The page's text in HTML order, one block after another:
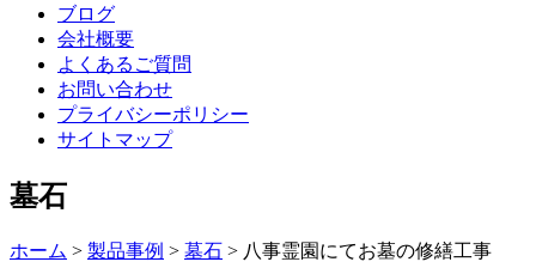
ブログ
会社概要
よくあるご質問
お問い合わせ
プライバシーポリシー
サイトマップ
墓石
ホーム > 製品事例 > 墓石 > 八事霊園にてお墓の修繕工事